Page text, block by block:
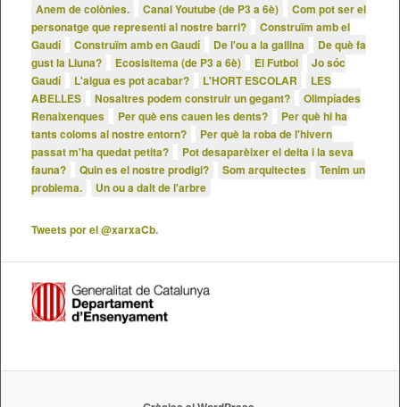
Anem de colònies. Canal Youtube (de P3 a 6è)
Com pot ser el
personatge que representi al nostre barri?
Construïm amb el
Gaudí
Construïm amb en Gaudí De l'ou a la gallina
De què fa
gust la Lluna?
Ecosisitema (de P3 a 6è) El Futbol
Jo sóc
Gaudí
L'aigua es pot acabar? L'HORT ESCOLAR
LES
ABELLES
Nosaltres podem construir un gegant?
Olimpíades
Renaixenques
Per què ens cauen les dents?
Per què hi ha
tants coloms al nostre entorn?
Per què la roba de l'hivern
passat m'ha quedat petita?
Pot desaparèixer el delta i la seva
fauna?
Quin es el nostre prodigi? Som arquitectes
Tenim un
problema.
Un ou a dalt de l'arbre
Tweets por el @xarxaCb.